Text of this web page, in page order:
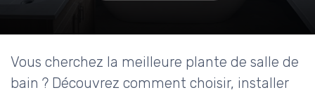
Vous cherchez la meilleure plante de salle de
bain ? Découvrez comment choisir, installer